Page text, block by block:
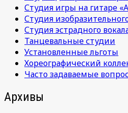
Студия игры на гитаре
Студия
Студия эстрадного
Танцевальные студии
Установленные льготы
Хореографический
Часто задаваемые
Архивы